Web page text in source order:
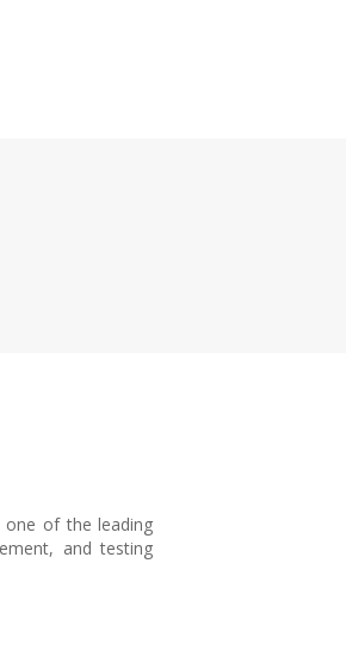
one of the leading
and testing